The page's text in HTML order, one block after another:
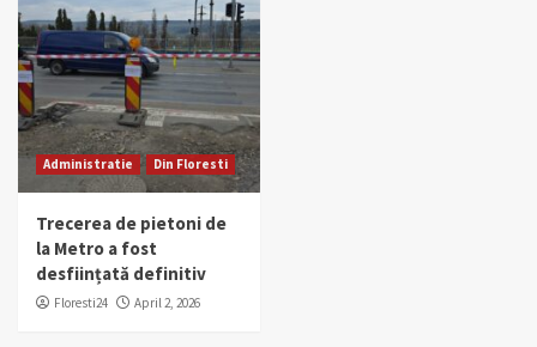
Administratie Din Floresti
Trecerea de pietoni de
la Metro a fost
desființată definitiv
Floresti24 April 2, 2026